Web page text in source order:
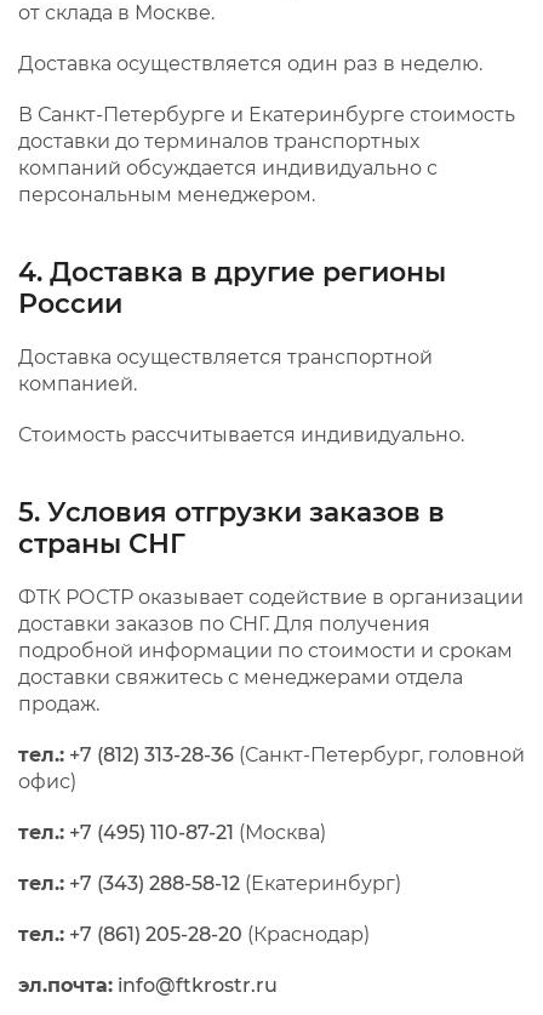
от склада в Москве.
Доставка осуществляется один раз в неделю.
В Санкт-Петербурге и Екатеринбурге стоимость
доставки до терминалов транспортных
компаний обсуждается индивидуально с
персональным менеджером.
4. Доставка в другие регионы
России
Доставка осуществляется транспортной
компанией.
Стоимость рассчитывается индивидуально.
5. Условия отгрузки заказов в
страны СНГ
ФТК РОСТР оказывает содействие в организации
доставки заказов по СНГ. Для получения
подробной информации по стоимости и срокам
доставки свяжитесь с менеджерами отдела
продаж.
тел.: +7 (812) 313-28-36 (Санкт-Петербург, головной
офис)
тел.: +7 (495) 110-87-21 (Москва)
тел.: +7 (343) 288-58-12 (Екатеринбург)
тел.: +7 (861) 205-28-20 (Краснодар)
эл.почта: info@ftkrostr.ru